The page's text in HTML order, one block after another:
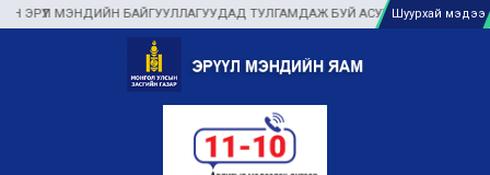
МЭНДИЙН БАЙГУУЛЛАГУУДАД ТУЛГАМДАЖ БУЙ АСУУДЛЫГ ГАЗАР ДЭЭР
Шуурхай мэдээ